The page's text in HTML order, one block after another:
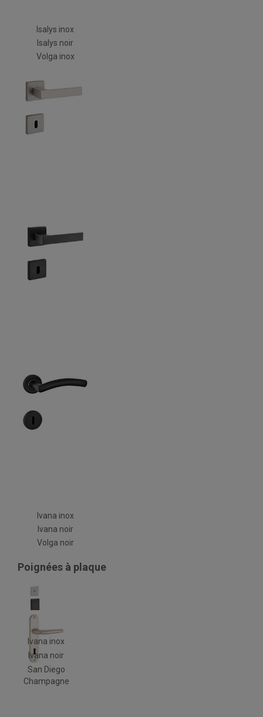
Isalys inox
Isalys noir
Volga inox
Ivana inox
Ivana noir
Volga noir
Poignées à plaque
Ivana inox
Ivana noir
San Diego
Champagne